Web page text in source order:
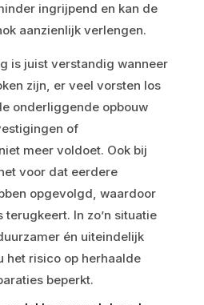
ingrijpend en kan de
aanzienlijk verlengen.
is juist verstandig wanneer
zijn, er veel vorsten los
onderliggende opbouw
of
meer voldoet. Ook bij
voor dat eerdere
opgevolgd, waardoor
In zo’n situatie
én uiteindelijk
het risico op herhaalde
beperkt.